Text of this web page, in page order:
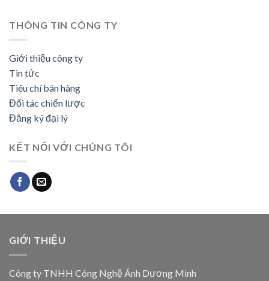
THÔNG TIN CÔNG TY
Giới thiệu công ty
Tin tức
Tiêu chí bán hàng
Đối tác chiến lược
Đăng ký đại lý
KẾT NỐI VỚI CHÚNG TÔI
GIỚI THIỆU
Công ty TNHH Công Nghệ Ánh Dương Minh